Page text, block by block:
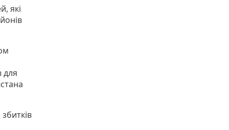
які
для